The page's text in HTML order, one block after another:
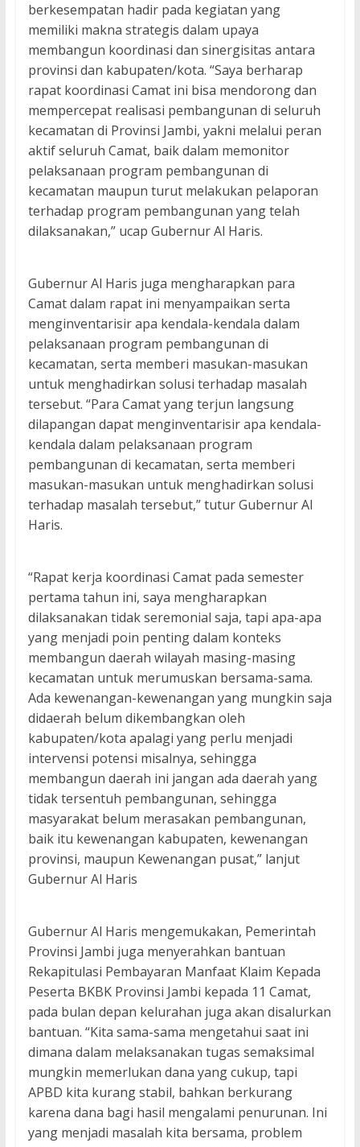
berkesempatan hadir pada kegiatan yang
memiliki makna strategis dalam upaya
membangun koordinasi dan sinergisitas antara
provinsi dan kabupaten/kota. “Saya berharap
rapat koordinasi Camat ini bisa mendorong dan
mempercepat realisasi pembangunan di seluruh
kecamatan di Provinsi Jambi, yakni melalui peran
aktif seluruh Camat, baik dalam memonitor
pelaksanaan program pembangunan di
kecamatan maupun turut melakukan pelaporan
terhadap program pembangunan yang telah
dilaksanakan,” ucap Gubernur Al Haris.
Gubernur Al Haris juga mengharapkan para
Camat dalam rapat ini menyampaikan serta
menginventarisir apa kendala-kendala dalam
pelaksanaan program pembangunan di
kecamatan, serta memberi masukan-masukan
untuk menghadirkan solusi terhadap masalah
tersebut. “Para Camat yang terjun langsung
dilapangan dapat menginventarisir apa kendala-
kendala dalam pelaksanaan program
pembangunan di kecamatan, serta memberi
masukan-masukan untuk menghadirkan solusi
terhadap masalah tersebut,” tutur Gubernur Al
Haris.
“Rapat kerja koordinasi Camat pada semester
pertama tahun ini, saya mengharapkan
dilaksanakan tidak seremonial saja, tapi apa-apa
yang menjadi poin penting dalam konteks
membangun daerah wilayah masing-masing
kecamatan untuk merumuskan bersama-sama.
Ada kewenangan-kewenangan yang mungkin saja
didaerah belum dikembangkan oleh
kabupaten/kota apalagi yang perlu menjadi
intervensi potensi misalnya, sehingga
membangun daerah ini jangan ada daerah yang
tidak tersentuh pembangunan, sehingga
masyarakat belum merasakan pembangunan,
baik itu kewenangan kabupaten, kewenangan
provinsi, maupun Kewenangan pusat,” lanjut
Gubernur Al Haris
Gubernur Al Haris mengemukakan, Pemerintah
Provinsi Jambi juga menyerahkan bantuan
Rekapitulasi Pembayaran Manfaat Klaim Kepada
Peserta BKBK Provinsi Jambi kepada 11 Camat,
pada bulan depan kelurahan juga akan disalurkan
bantuan. “Kita sama-sama mengetahui saat ini
dimana dalam melaksanakan tugas semaksimal
mungkin memerlukan dana yang cukup, tapi
APBD kita kurang stabil, bahkan berkurang
karena dana bagi hasil mengalami penurunan. Ini
yang menjadi masalah kita bersama, problem